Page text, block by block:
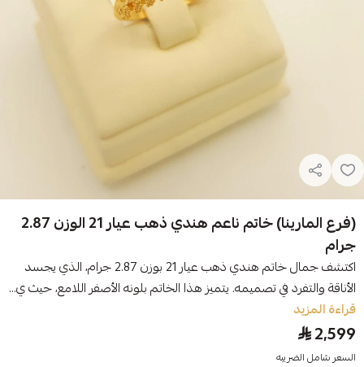
(فرع المارينا) خاتم ناعم هندي ذهب عيار 21 الوزن 2.87
جرام
اكتشف جمال خاتم هندي ذهب عيار 21 بوزن 2.87 جرام، الذي يجسد
الأناقة والتفرد في تصميمه. يتميز هذا الخاتم بلونه الأصفر اللامع، حيث ي...
قراءة المزيد
2,599
السعر شامل الضريبه